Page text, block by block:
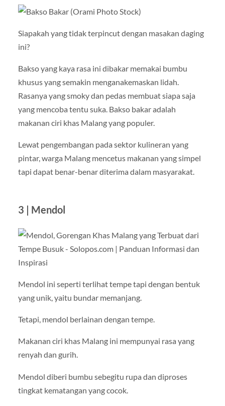
Siapakah yang tidak terpincut dengan masakan daging
ini?
Bakso yang kaya rasa ini dibakar memakai bumbu
khusus yang semakin menganakemaskan lidah.
Rasanya yang smoky dan pedas membuat siapa saja
yang mencoba tentu suka. Bakso bakar adalah
makanan ciri khas Malang yang populer.
Lewat pengembangan pada sektor kulineran yang
pintar, warga Malang mencetus makanan yang simpel
tapi dapat benar-benar diterima dalam masyarakat.
3 | Mendol
Mendol ini seperti terlihat tempe tapi dengan bentuk
yang unik, yaitu bundar memanjang.
Tetapi, mendol berlainan dengan tempe.
Makanan ciri khas Malang ini mempunyai rasa yang
renyah dan gurih.
Mendol diberi bumbu sebegitu rupa dan diproses
tingkat kematangan yang cocok.